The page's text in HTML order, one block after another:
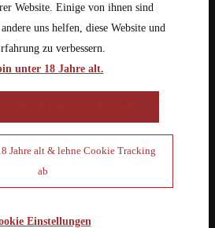
Website. Einige von ihnen sind
uns helfen, diese Website und
zu verbessern.
unter 18 Jahre alt.
Jahre alt & lehne Cookie Tracking
ab
Einstellungen